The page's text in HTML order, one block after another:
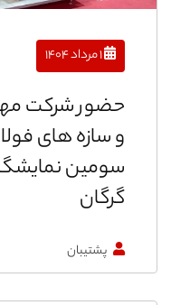
۱ مرداد ۱۴۰۴
حضور شرکت
و سازه های
سومین
گرگان
پشتیبان